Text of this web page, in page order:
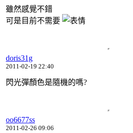
雖然感覺不錯
可是目前不需要
doris31g
2011-02-19 22:40
閃光彈顏色是隨機的嗎?
oo6677ss
2011-02-26 09:06